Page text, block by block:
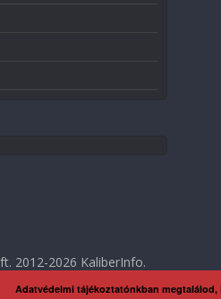
2012-2026 KaliberInfo.
Adatvédelmi tájékoztatónkban